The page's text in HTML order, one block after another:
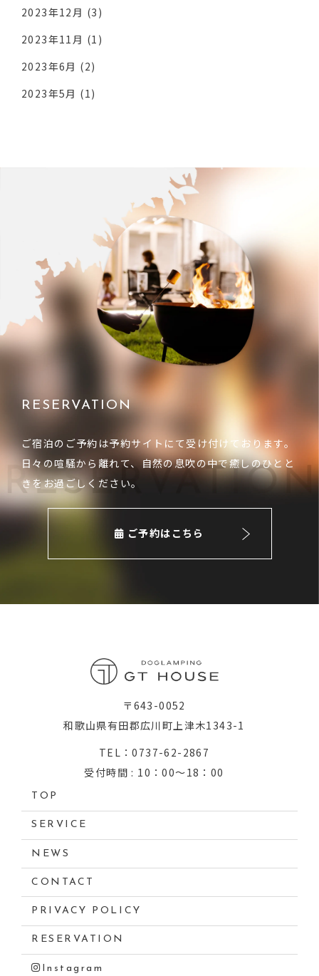
2023年12月 (3)
2023年11月 (1)
2023年6月 (2)
2023年5月 (1)
RESERVATION
ご宿泊のご予約は予約サイトにて受け付けております。
日々の喧騒から離れて、自然の息吹の中で癒しのひとと
きをお過ごしください。
ご予約はこちら
〒643-0052
和歌山県有田郡広川町上津木1343-1
TEL：0737-62-2867
受付時間 : 10：00～18：00
TOP
SERVICE
NEWS
CONTACT
PRIVACY POLICY
RESERVATION
Instagram